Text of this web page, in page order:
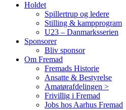
Holdet
Spillertrup og ledere
Stilling & kampprogram
U23 – Danmarksserien
Sponsorer
Bliv sponsor
Om Fremad
Fremads Historie
Ansatte & Bestyrelse
Amatørafdelingen >
Frivillig i Fremad
Jobs hos Aarhus Fremad